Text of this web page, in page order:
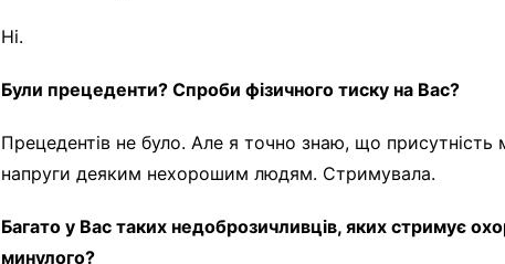
Ні.
Були прецеденти? Спроби фізичного тиску на Вас?
Прецедентів не було. Але я точно знаю, що присутність
напруги деяким нехорошим людям. Стримувала.
Багато у Вас таких недоброзичливців, яких стримує
минулого?